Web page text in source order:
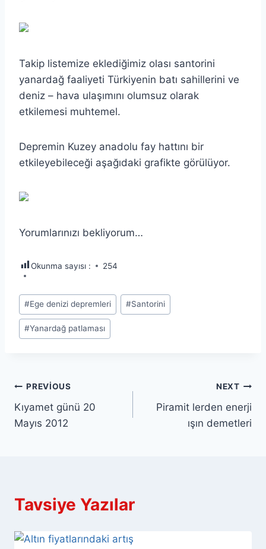
Takip listemize eklediğimiz olası santorini
yanardağ faaliyeti Türkiyenin batı sahillerini ve
deniz – hava ulaşımını olumsuz olarak
etkilemesi muhtemel.
Depremin Kuzey anadolu fay hattını bir
etkileyebileceği aşağıdaki grafikte görülüyor.
Yorumlarınızı bekliyorum…
Okunma sayısı : 254
Post
Tags:
#Ege denizi depremleri #Santorini
#Yanardağ patlaması
Yazı
gezinmesi
PREVIOUS
Kıyamet günü 20
Mayıs 2012
NEXT
Piramit lerden enerji
ışın demetleri
Tavsiye Yazılar